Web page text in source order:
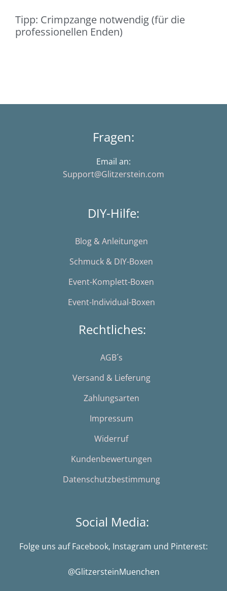
Tipp: Crimpzange notwendig (für die
professionellen Enden)
Fragen:
Email an:
Support@Glitzerstein.com
DIY-Hilfe:
Blog & Anleitungen
Schmuck & DIY-Boxen
Event-Komplett-Boxen
Event-Individual-Boxen
Rechtliches:
AGB´s
Versand & Lieferung
Zahlungsarten
Impressum
Widerruf
Kundenbewertungen
Datenschutzbestimmung
Social Media:
Folge uns auf Facebook, Instagram und Pinterest:
@GlitzersteinMuenchen